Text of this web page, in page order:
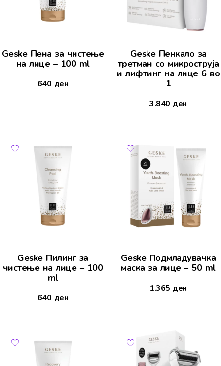
Geske Пена за чистење
на лице – 100 ml
640 ден
Geske Пенкало за
третман со микроструја
и лифтинг на лице 6 во
1
3.840 ден
Geske Пилинг за
чистење на лице – 100
ml
640 ден
Geske Подмладувачка
маска за лице – 50 ml
1.365 ден